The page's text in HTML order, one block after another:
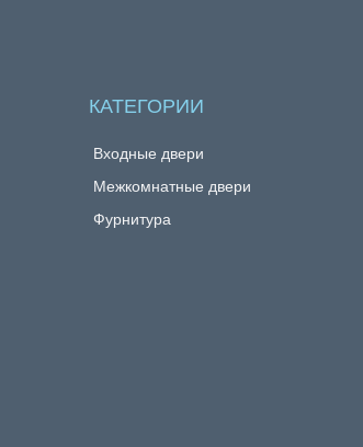
КАТЕГОРИИ
Входные двери
Межкомнатные двери
Фурнитура